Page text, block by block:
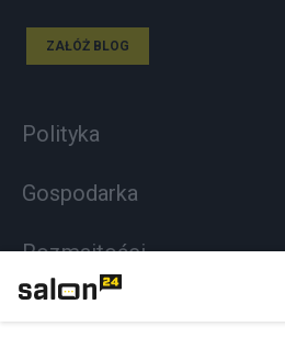
ZAŁÓŻ BLOG
Polityka
Gospodarka
Rozmaitości